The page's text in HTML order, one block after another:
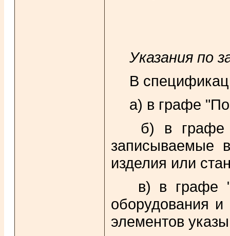
Указания по
В
а) в графе
б) в графе
записываемые
изделия или
в) в графе
оборудования
элементов